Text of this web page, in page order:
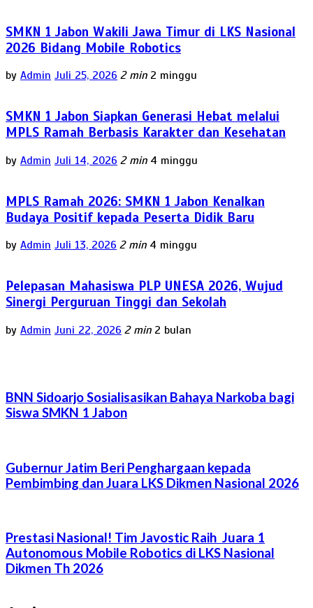
SMKN 1 Jabon Wakili Jawa Timur di LKS Nasional
2026 Bidang Mobile Robotics
by Admin Juli 25, 2026 2 min 2 minggu
SMKN 1 Jabon Siapkan Generasi Hebat melalui
MPLS Ramah Berbasis Karakter dan Kesehatan
by Admin Juli 14, 2026 2 min 4 minggu
MPLS Ramah 2026: SMKN 1 Jabon Kenalkan
Budaya Positif kepada Peserta Didik Baru
by Admin Juli 13, 2026 2 min 4 minggu
Pelepasan Mahasiswa PLP UNESA 2026, Wujud
Sinergi Perguruan Tinggi dan Sekolah
by Admin Juni 22, 2026 2 min 2 bulan
BNN Sidoarjo Sosialisasikan Bahaya Narkoba bagi
Siswa SMKN 1 Jabon
Gubernur Jatim Beri Penghargaan kepada
Pembimbing dan Juara LKS Dikmen Nasional 2026
Prestasi Nasional! Tim Javostic Raih Juara 1
Autonomous Mobile Robotics di LKS Nasional
Dikmen Th 2026